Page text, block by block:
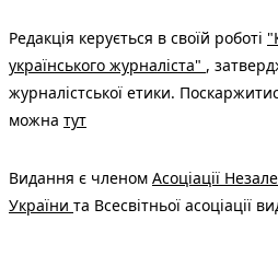
Редакція керується в своїй роботі
українського журналіста" ,
журналістської етики.
можна тут
Видання є членом Асоціації
України та Всесвітньої асоціації